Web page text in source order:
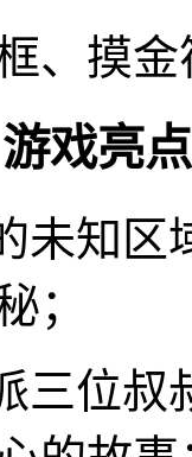
、摸金
戏亮
未知
；
三位